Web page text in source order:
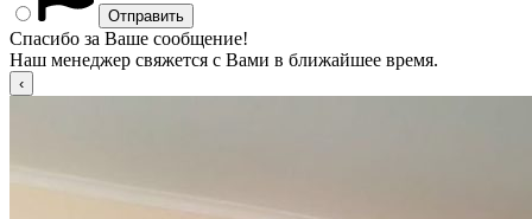
Спасибо за Ваше сообщение!
Наш менеджер свяжется с Вами в ближайшее время.